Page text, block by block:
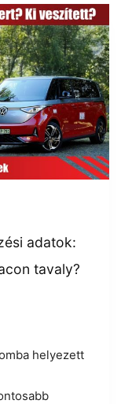
adatok:
tavaly?
helyezett